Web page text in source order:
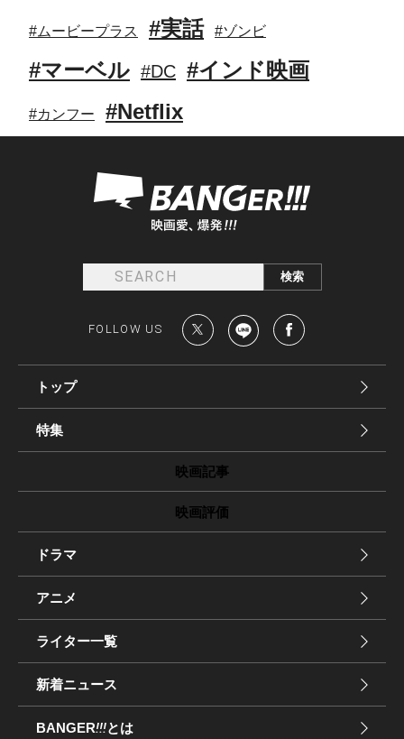
#ムービープラス #実話 #ゾンビ
#マーベル #DC #インド映画
#カンフー #Netflix
FOLLOW US
トップ
特集
映画記事
映画評価
ドラマ
アニメ
ライター一覧
新着ニュース
BANGER!!!とは